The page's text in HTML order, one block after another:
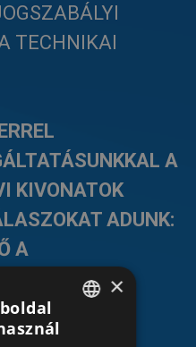
TECHNIKAI
A
KIVONATOK
ADUNK:
A
A
HUNGARIAN
×